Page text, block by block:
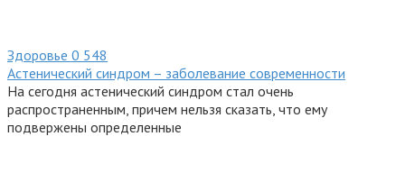
Здоровье 0 548
Астенический синдром – заболевание современности
На сегодня астенический синдром стал очень
распространенным, причем нельзя сказать, что ему
подвержены определенные